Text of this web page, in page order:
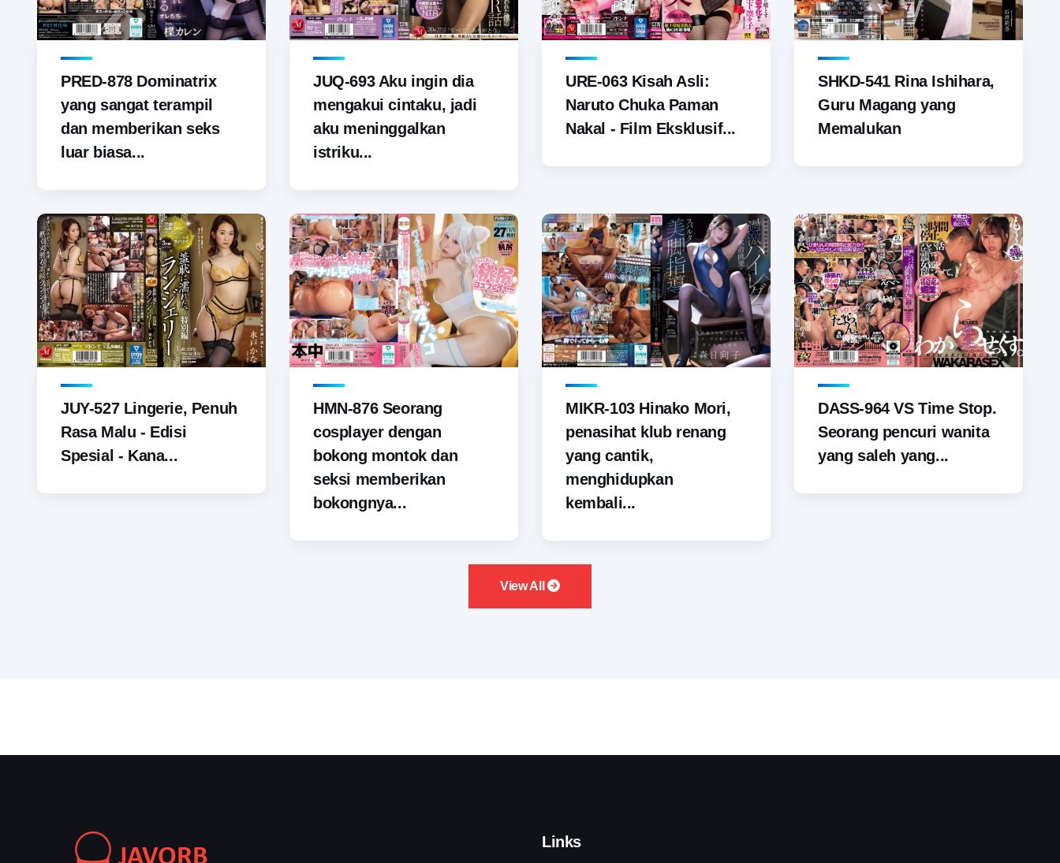
PRED-878 Dominatrix
yang sangat terampil
dan memberikan seks
luar biasa...
JUQ-693 Aku ingin dia
mengakui cintaku, jadi
aku meninggalkan
istriku...
URE-063 Kisah Asli:
Naruto Chuka Paman
Nakal - Film Eksklusif...
SHKD-541 Rina Ishihara,
Guru Magang yang
Memalukan
JUY-527 Lingerie, Penuh
Rasa Malu - Edisi
Spesial - Kana...
HMN-876 Seorang
cosplayer dengan
bokong montok dan
seksi memberikan
bokongnya...
MIKR-103 Hinako Mori,
penasihat klub renang
yang cantik,
menghidupkan
kembali...
DASS-964 VS Time Stop.
Seorang pencuri wanita
yang saleh yang...
View All
Links